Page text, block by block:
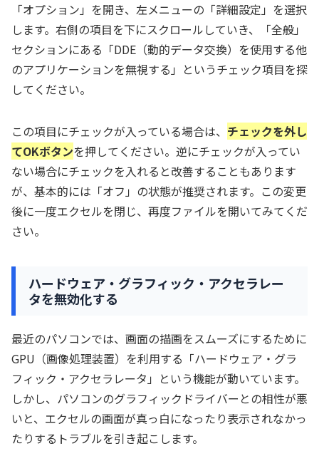
「オプション」を開き、左メニューの「詳細設定」を選択
します。右側の項目を下にスクロールしていき、「全般」
セクションにある「DDE（動的データ交換）を使用する他
のアプリケーションを無視する」というチェック項目を探
してください。
この項目にチェックが入っている場合は、 チェックを外し
てOKボタンを押してください。逆にチェックが入ってい
ない場合にチェックを入れると改善することもあります
が、基本的には「オフ」の状態が推奨されます。この変更
後に一度エクセルを閉じ、再度ファイルを開いてみてくだ
さい。
ハードウェア・グラフィック・アクセラレー
タを無効化する
最近のパソコンでは、画面の描画をスムーズにするために
GPU（画像処理装置）を利用する「ハードウェア・グラ
フィック・アクセラレータ」という機能が動いています。
しかし、パソコンのグラフィックドライバーとの相性が悪
いと、エクセルの画面が真っ白になったり表示されなかっ
たりするトラブルを引き起こします。